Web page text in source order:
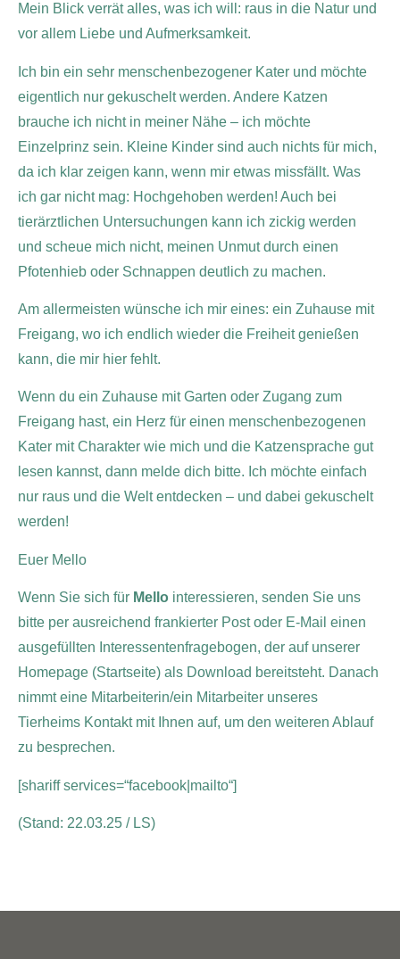
Mein Blick verrät alles, was ich will: raus in die Natur und
vor allem Liebe und Aufmerksamkeit.
Ich bin ein sehr menschenbezogener Kater und möchte
eigentlich nur gekuschelt werden. Andere Katzen
brauche ich nicht in meiner Nähe – ich möchte
Einzelprinz sein. Kleine Kinder sind auch nichts für mich,
da ich klar zeigen kann, wenn mir etwas missfällt. Was
ich gar nicht mag: Hochgehoben werden! Auch bei
tierärztlichen Untersuchungen kann ich zickig werden
und scheue mich nicht, meinen Unmut durch einen
Pfotenhieb oder Schnappen deutlich zu machen.
Am allermeisten wünsche ich mir eines: ein Zuhause mit
Freigang, wo ich endlich wieder die Freiheit genießen
kann, die mir hier fehlt.
Wenn du ein Zuhause mit Garten oder Zugang zum
Freigang hast, ein Herz für einen menschenbezogenen
Kater mit Charakter wie mich und die Katzensprache gut
lesen kannst, dann melde dich bitte. Ich möchte einfach
nur raus und die Welt entdecken – und dabei gekuschelt
werden!
Euer Mello
Wenn Sie sich für Mello interessieren, senden Sie uns
bitte per ausreichend frankierter Post oder E-Mail einen
ausgefüllten Interessentenfragebogen, der auf unserer
Homepage (Startseite) als Download bereitsteht. Danach
nimmt eine Mitarbeiterin/ein Mitarbeiter unseres
Tierheims Kontakt mit Ihnen auf, um den weiteren Ablauf
zu besprechen.
[shariff services=“facebook|mailto“]
(Stand: 22.03.25 / LS)